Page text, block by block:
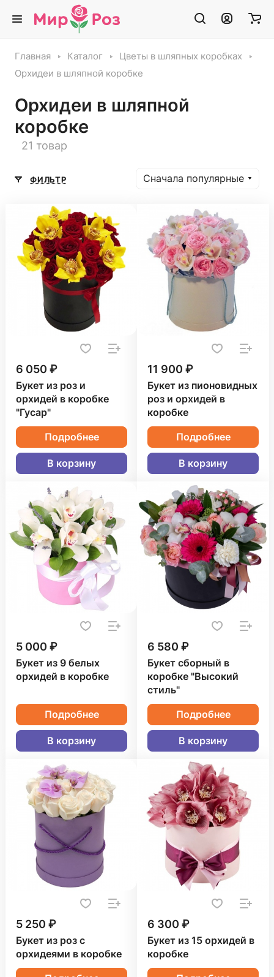
Главная Каталог
Цветы в шляпных коробках
Орхидеи в шляпной коробке
Орхидеи в шляпной
коробке
21 товар
ФИЛЬТР Сначала популярные
6 050 ₽
Букет из роз и
орхидей в коробке
"Гусар"
Подробнее
В корзину
11 900 ₽
Букет из пионовидных
роз и орхидей в
коробке
Подробнее
В корзину
5 000 ₽
Букет из 9 белых
орхидей в коробке
Подробнее
В корзину
6 580 ₽
Букет сборный в
коробке "Высокий
стиль"
Подробнее
В корзину
5 250 ₽
Букет из роз с
орхидеями в коробке
6 300 ₽
Букет из 15 орхидей в
коробке